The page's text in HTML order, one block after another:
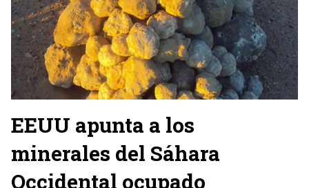
EEUU apunta a los
minerales del Sáhara
Occidental ocupado